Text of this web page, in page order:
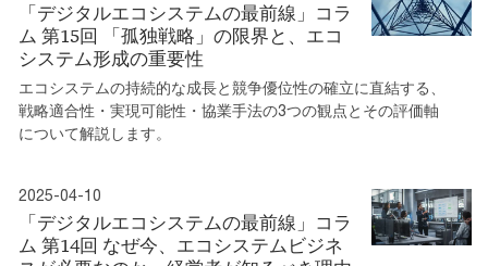
「デジタルエコシステムの最前線」コラ
ム 第15回 「孤独戦略」の限界と、エコ
システム形成の重要性
エコシステムの持続的な成長と競争優位性の確立に直結する、
戦略適合性・実現可能性・協業手法の3つの観点とその評価軸
について解説します。
2025-04-10
「デジタルエコシステムの最前線」コラ
ム 第14回 なぜ今、エコシステムビジネ